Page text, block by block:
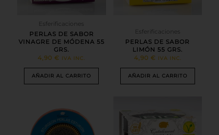
Esferificaciones
PERLAS DE SABOR
VINAGRE DE MÓDENA 55
GRS.
4,90€ IVA INC.
AÑADIR AL CARRITO
Esferificaciones
PERLAS DE SABOR
LIMÓN 55 GRS.
4,90 € IVA INC.
AÑADIR AL CARRITO
producto
tiene
múltiples